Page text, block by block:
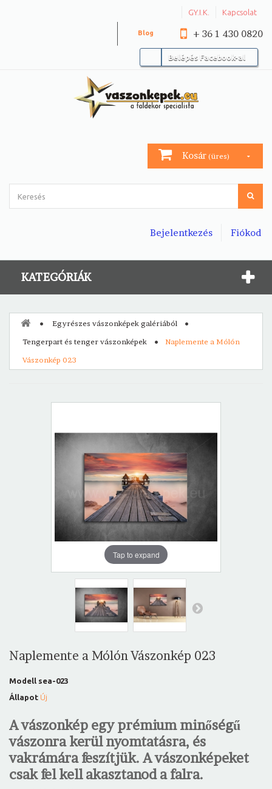
GY.I.K. Kapcsolat
+ 36 1 430 0820
Blog
Belépés Facebook-al
Kosár (üres)
Fiókod
Bejelentkezés
KATEGÓRIÁK
Egyrészes vászonképek galériából
Tengerpart és tenger vászonképek
Naplemente a Mólón
Vászonkép 023
Tap to expand
Naplemente a Mólón Vászonkép 023
Modell sea-023
Állapot Új
A vászonkép egy prémium minőségű
vászonra kerül nyomtatásra, és
vakrámára feszítjük. A vászonképeket
csak fel kell akasztanod a falra.